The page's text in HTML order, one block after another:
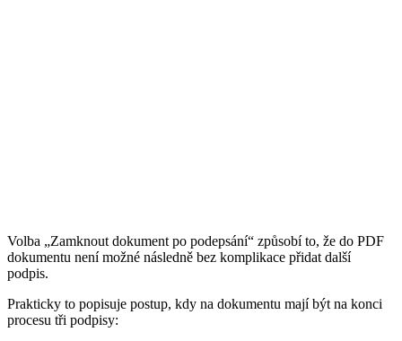
Volba „Zamknout dokument po podepsání“ způsobí to, že do PDF
dokumentu není možné následně bez komplikace přidat další
podpis.
Prakticky to popisuje postup, kdy na dokumentu mají být na konci
procesu tři podpisy: